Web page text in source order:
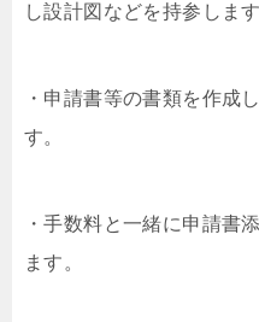
し設計図などを持参します
・申請書等の書類を作成
す。
・手数料と一緒に申請書
ます。